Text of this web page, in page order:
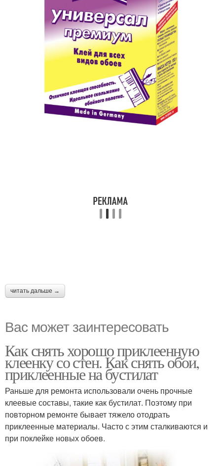
читать дальше →
Вас может заинтересовать
Как снять хорошо приклеенную
клеенку со стен. Как снять обои,
приклеенные на бустилат
Раньше для ремонта использовали очень прочные
клеевые составы, такие как бустилат. Поэтому при
повторном ремонте бывает тяжело отодрать
приклеенные материалы. Часто с этим сталкиваются и
при поклейке новых обоев.